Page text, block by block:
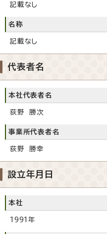
記載なし
名称
記載なし
代表者名
本社代表者名
荻野 勝次
事業所代表者名
荻野 勝幸
設立年月日
本社
1991年